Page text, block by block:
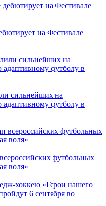
на Фестивале
сильнейших на
адаптивному футболу в
футбольных
воля»